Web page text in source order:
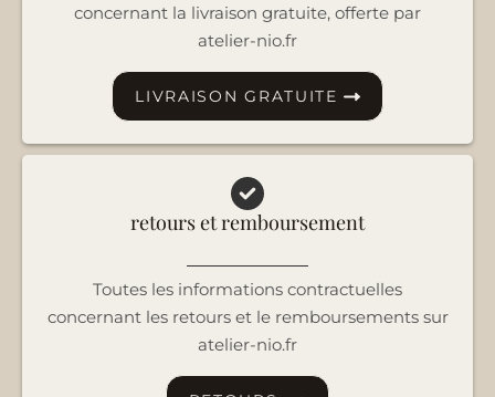
concernant la livraison gratuite, offerte par
atelier-nio.fr
LIVRAISON GRATUITE
retours et remboursement
Toutes les informations contractuelles
concernant les retours et le remboursements sur
atelier-nio.fr